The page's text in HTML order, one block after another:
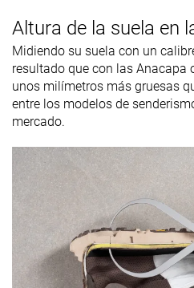
Altura de la suela en
Midiendo su suela con un
resultado que con las Anacapa
unos milímetros más gruesas
entre los modelos de
mercado.